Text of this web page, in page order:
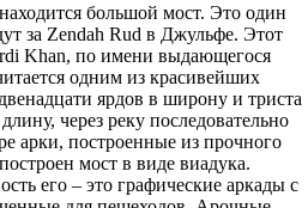
большой мост. Это один
за Zendah Rud в Джульфе. Этот
Khan, по имени выдающегося
одним из красивейших
ярдов в широну и триста
через реку последовательно
арки, построенные из прочного
мост в виде виадука.
его – это графические аркады с